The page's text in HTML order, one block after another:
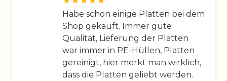
Habe schon einige Platten bei dem
Shop gekauft. Immer gute
Qualität, Lieferung der Platten
war immer in PE-Hüllen, Platten
gereinigt, hier merkt man wirklich,
dass die Platten geliebt werden.